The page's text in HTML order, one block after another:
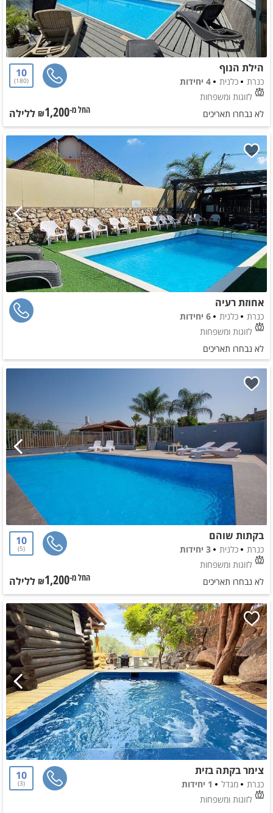
הילת הנוף
כנרת כלנית
4 יחידות
לזוגות ומשפחות
10
180
לא נבחרו תאריכים החל מ-₪1,200 ללילה
אחוזת רעיה
כנרת כלנית
6 יחידות
לזוגות ומשפחות
לא נבחרו תאריכים
בקתות שוהם
כנרת כלנית
3 יחידות
לזוגות ומשפחות
10
5
לא נבחרו תאריכים החל מ-₪1,200 ללילה
צימר בקתה בזית
כנרת מגדל
1 יחידות
לזוגות ומשפחות
10
3